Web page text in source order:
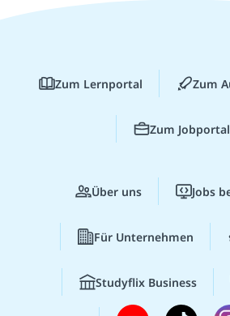
Zum Lernportal Zum
Zum Jobportal
Über uns Jobs
Für Unternehmen
Studyflix Business